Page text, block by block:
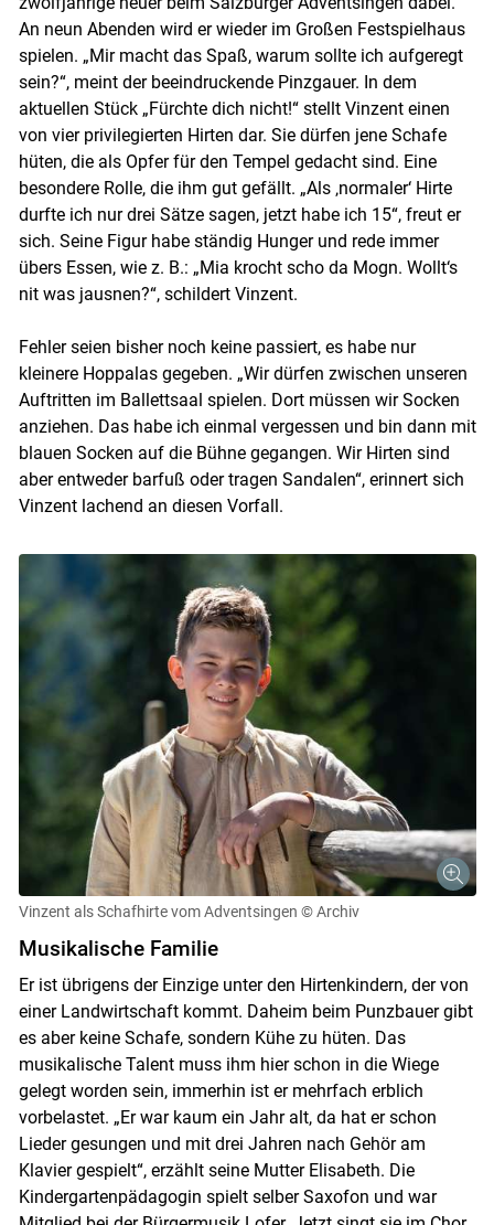
Skip to main content
An neun Abenden wird er wieder im Großen Festspielhaus
spielen. „Mir macht das Spaß, warum sollte ich aufgeregt
sein?“, meint der beeindruckende Pinzgauer. In dem
aktuellen Stück „Fürchte dich nicht!“ stellt Vinzent einen
von vier privilegierten Hirten dar. Sie dürfen jene Schafe
hüten, die als Opfer für den Tempel gedacht sind. Eine
besondere Rolle, die ihm gut gefällt. „Als ‚normaler‘ Hirte
durfte ich nur drei Sätze sagen, jetzt habe ich 15“, freut er
sich. Seine Figur habe ständig Hunger und rede immer
übers Essen, wie z. B.: „Mia krocht scho da Mogn. Wollt‘s
nit was jausnen?“, schildert Vinzent.
Fehler seien bisher noch keine passiert, es habe nur
kleinere Hoppalas gegeben. „Wir dürfen zwischen unseren
Auftritten im Ballettsaal spielen. Dort müssen wir Socken
anziehen. Das habe ich einmal vergessen und bin dann mit
blauen Socken auf die Bühne gegangen. Wir Hirten sind
aber entweder barfuß oder tragen Sandalen“, erinnert sich
Vinzent lachend an diesen Vorfall.
Vinzent als Schafhirte vom Adventsingen © Archiv
Musikalische Familie
Er ist übrigens der Einzige unter den Hirtenkindern, der von
einer Landwirtschaft kommt. Daheim beim Punzbauer gibt
es aber keine Schafe, sondern Kühe zu hüten. Das
musikalische Talent muss ihm hier schon in die Wiege
gelegt worden sein, immerhin ist er mehrfach erblich
vorbelastet. „Er war kaum ein Jahr alt, da hat er schon
Lieder gesungen und mit drei Jahren nach Gehör am
Klavier gespielt“, erzählt seine Mutter Elisabeth. Die
Kindergartenpädagogin spielt selber Saxofon und war